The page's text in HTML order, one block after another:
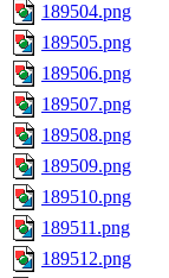
189504.png
189505.png
189506.png
189507.png
189508.png
189509.png
189510.png
189511.png
189512.png